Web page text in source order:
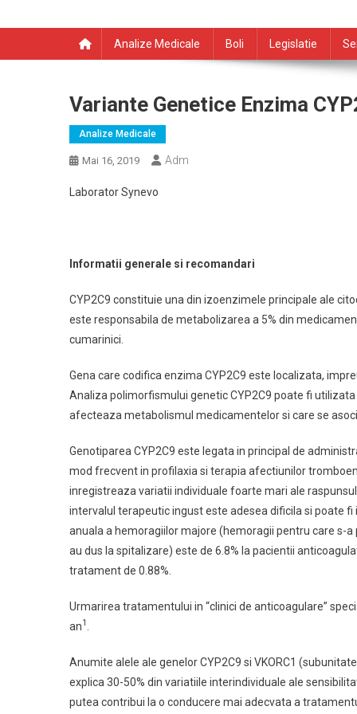
Analize Medicale Boli Legislatie
Variante Genetice Enzima
Analize Medicale
Mai 16, 2019 Adm
Laborator Synevo
Informatii generale si recomandari
CYP2C9 constituie una din izoenzimele principale ale
este responsabila de metabolizarea a 5% din
cumarinici.
Gena care codifica enzima CYP2C9 este localizata,
Analiza polimorfismului genetic CYP2C9 poate fi
afecteaza metabolismul medicamentelor si care se
Genotiparea CYP2C9 este legata in principal de
mod frecvent in profilaxia si terapia afectiunilor
inregistreaza variatii individuale foarte mari ale
intervalul terapeutic ingust este adesea dificila si poate
anuala a hemoragiilor majore (hemoragii pentru care s-
au dus la spitalizare) este de 6.8% la pacientii
tratament de 0.88%.
Urmarirea tratamentului in “clinici de anticoagulare”
an1
Anumite alele ale genelor CYP2C9 si VKORC1
explica 30-50% din variatiile interindividuale ale
putea contribui la o conducere mai adecvata a